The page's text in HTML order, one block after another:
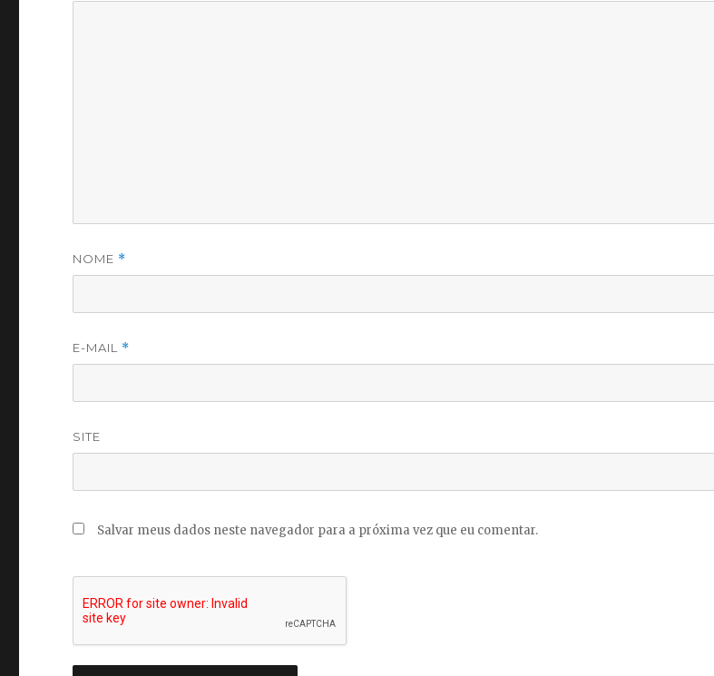
NOME *
E-MAIL *
SITE
Salvar meus dados neste navegador para a próxima vez que eu comentar.